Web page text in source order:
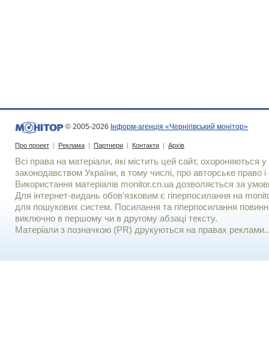
© 2005-2026 Інформ-агенція «Чернігівський монітор»
Про проект | Реклама | Партнери | Контакти | Архів
Всі права на матеріали, які містить цей сайт, охороняються у
законодавством України, в тому числі, про авторське право і
Використання матерiалiв monitor.cn.ua дозволяється за
Для iнтернет-видань обов'язковим є гiперпосилання на
для пошукових систем. Посилання та гіперпосилання
виключно в першому чи в другому абзаці тексту.
Матеріали з позначкою (PR) друкуються на правах реклами..